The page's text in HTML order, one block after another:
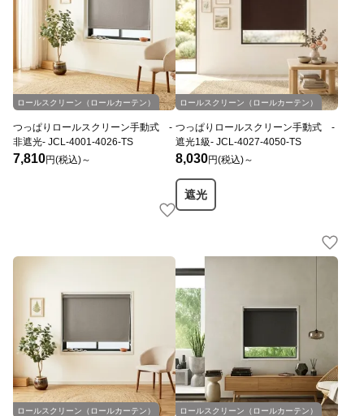
ロールスクリーン（ロールカーテン）
つっぱりロールスクリーン手動式 -
非遮光- JCL-4001-4026-TS
7,810円(税込)～
ロールスクリーン（ロールカーテン）
つっぱりロールスクリーン手動式 -
遮光1級- JCL-4027-4050-TS
8,030円(税込)～
遮光
ロールスクリーン（ロールカーテン） ロールスクリーン（ロールカーテン）